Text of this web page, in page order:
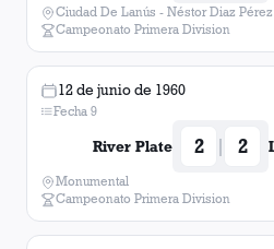
Ciudad De Lanús - Néstor Diaz Pérez
Campeonato Primera Division
12 de junio de 1960
Fecha 9
River Plate 2 | 2
Monumental
Campeonato Primera Division